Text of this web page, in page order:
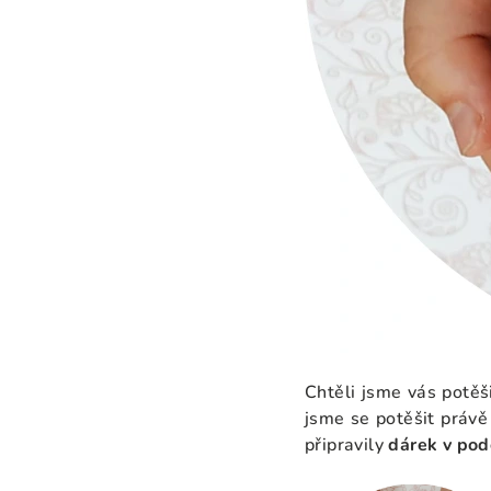
Chtěli jsme vás
jsme se potěšit
připravilydárek v